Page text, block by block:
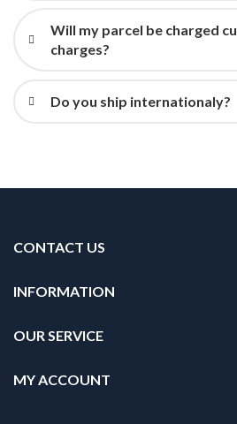
Will my parcel be charged
charges?
Do you ship internationaly?
CONTACT US
INFORMATION
OUR SERVICE
MY ACCOUNT